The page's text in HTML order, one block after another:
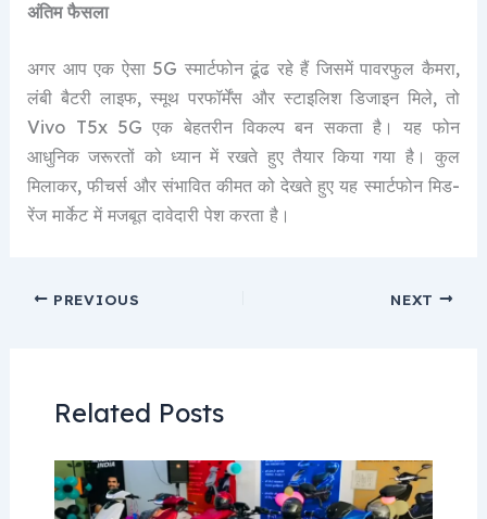
अंतिम फैसला
अगर आप एक ऐसा 5G स्मार्टफोन ढूंढ रहे हैं जिसमें पावरफुल कैमरा,
लंबी बैटरी लाइफ, स्मूथ परफॉर्मेंस और स्टाइलिश डिजाइन मिले, तो
Vivo T5x 5G एक बेहतरीन विकल्प बन सकता है। यह फोन
आधुनिक जरूरतों को ध्यान में रखते हुए तैयार किया गया है। कुल
मिलाकर, फीचर्स और संभावित कीमत को देखते हुए यह स्मार्टफोन मिड-
रेंज मार्केट में मजबूत दावेदारी पेश करता है।
PREVIOUS NEXT
Related Posts